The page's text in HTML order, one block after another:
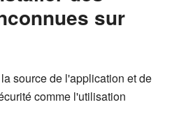
sur
source de l'application et de
comme l'utilisation